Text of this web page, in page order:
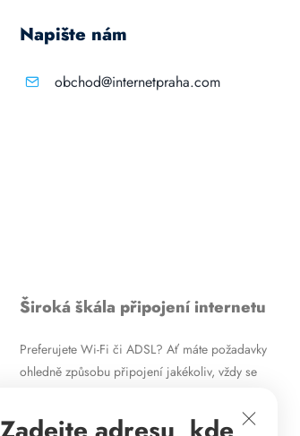
Napište nám
obchod@internetpraha.com
Široká škála připojení internetu
Preferujete Wi-Fi či ADSL? Ať máte požadavky
ohledně způsobu připojení jakékoliv, vždy se
vysokorychlostního ADSL internetu nabízíme